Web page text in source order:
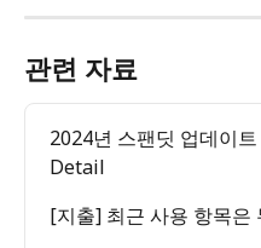
관련 자료
2024년 스팬딧 업데이
Detail
[지출] 최근 사용 항목은